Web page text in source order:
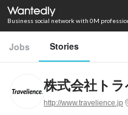
Business social network with 0M
Jobs Stories
株式会社ト
http://www.travelience.jp